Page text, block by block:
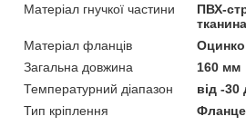
Матеріал гнучкої частини
ПВХ-
Матеріал фланців
Загальна довжина
160 мм
Температурний діапазон
від -30
Тип кріплення
Фланце